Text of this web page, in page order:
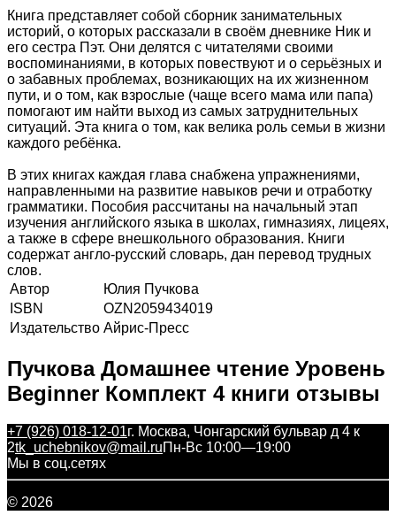
Книга представляет собой сборник занимательных
историй, о которых рассказали в своём дневнике Ник и
его сестра Пэт. Они делятся с читателями своими
воспоминаниями, в которых повествуют и о серьёзных и
о забавных проблемах, возникающих на их жизненном
пути, и о том, как взрослые (чаще всего мама или папа)
помогают им найти выход из самых затруднительных
ситуаций. Эта книга о том, как велика роль семьи в жизни
каждого ребёнка.
В этих книгах каждая глава снабжена упражнениями,
направленными на развитие навыков речи и отработку
грамматики. Пособия рассчитаны на начальный этап
изучения английского языка в школах, гимназиях, лицеях,
а также в сфере внешкольного образования. Книги
содержат англо-русский словарь, дан перевод трудных
слов.
Автор
Юлия Пучкова
ISBN
OZN2059434019
Издательство Айрис-Пресс
Пучкова Домашнее чтение Уровень
Beginner Комплект 4 книги отзывы
+7 (926) 018-12-01г. Москва, Чонгарский бульвар д 4 к
2tk_uchebnikov@mail.ruПн-Вс 10:00—19:00
Мы в соц.сетях
© 2026